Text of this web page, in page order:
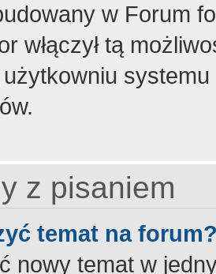
w Forum
włączył tą
użytkowniu
z pisaniem
temat na
nowy temat w